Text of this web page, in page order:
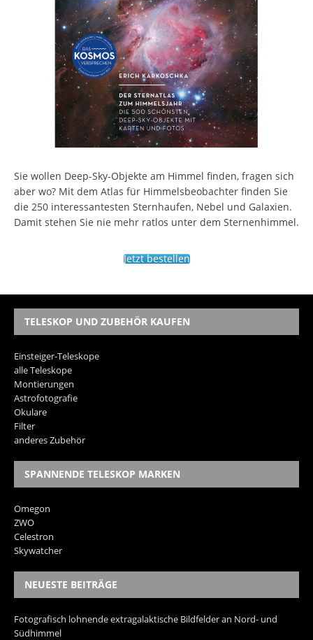
Sie wollen Deep-Sky-Objekte am Himmel finden, fragen sich
aber wo? Mit dem Atlas für Himmelsbeobachter finden Sie
die 250 interessantesten Sternhaufen, Nebel und Galaxien.
Damit stehen Sie nie mehr ratlos unter dem Sternenhimmel.
Jetzt bestellen
TELESKOP UND ZUBEHÖR KAUFEN
Einsteiger-Teleskope
alle Teleskope
Montierungen
Astrofotografie
Okulare
Filter
anderes Zubehör
SPANNENDE TELESKOP MARKEN
Omegon
ZWO
Celestron
Skywatcher
NEUESTE BEITRÄGE
Fotografisch lohnende extragalaktische Bildfelder an Nord- und
Südhimmel